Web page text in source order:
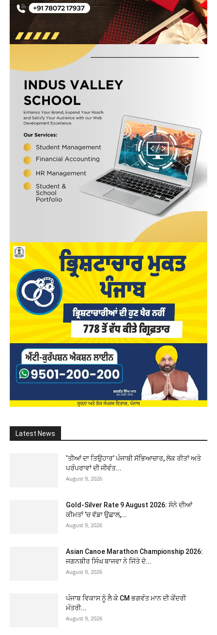
Latest News
‘ਤੀਆਂ ਦਾ ਤਿਉਹਾਰ’ ਪੰਜਾਬੀ ਸੱਭਿਆਚਾਰ, ਲੋਕ ਰੀਤਾਂ ਅਤੇ
ਪਰੰਪਰਾਵਾਂ ਦੀ ਜੀਵੰਤ...
August 9, 2026
Gold-Silver Rate 9 August 2026: ਸੋਨੇ ਦੀਆਂ
ਕੀਮਤਾਂ ’ਚ ਵੱਡਾ ਉਛਾਲ,...
August 9, 2026
Asian Canoe Marathon Championship 2026:
ਜਗਨਬੀਰ ਸਿੰਘ ਬਾਜਵਾ ਨੇ ਜਿੱਤੇ ਦੋ...
August 9, 2026
ਪੰਜਾਬ ਵਿਕਾਸ ਨੂੰ ਲੈ ਕੇ CM ਭਗਵੰਤ ਮਾਨ ਦੀ ਕੇਂਦਰੀ
ਮੰਤਰੀ...
August 9, 2026